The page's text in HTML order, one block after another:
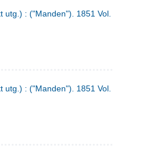
utg.) : ("Manden"). 1851 Vol. 2 Nr. 1
utg.) : ("Manden"). 1851 Vol. 1 Nr. 10